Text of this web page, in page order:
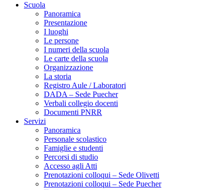
Scuola
Panoramica
Presentazione
I luoghi
Le persone
I numeri della scuola
Le carte della scuola
Organizzazione
La storia
Registro Aule / Laboratori
DADA – Sede Puecher
Verbali collegio docenti
Documenti PNRR
Servizi
Panoramica
Personale scolastico
Famiglie e studenti
Percorsi di studio
Accesso agli Atti
Prenotazioni colloqui – Sede Olivetti
Prenotazioni colloqui – Sede Puecher